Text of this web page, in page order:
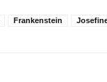
Frankenstein